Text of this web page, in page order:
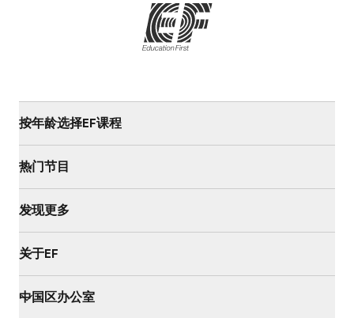
按年龄选择EF课程
热门节目
发现更多
关于EF
中国区办公室